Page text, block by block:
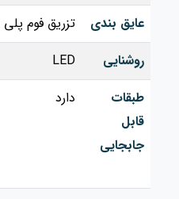
عایق بندی
تزریق فوم پلی
روشنایی
LED
طبقات
قابل
جابجایی
دارد